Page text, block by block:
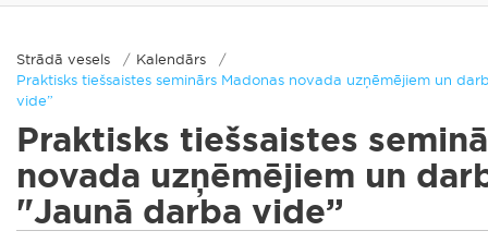
Strādā vesels
Kalendārs
Praktisks tiešsaistes seminārs Madonas novada uzņēmējiem un
vide”
Praktisks tiešsaistes
novada uzņēmējiem un
"Jaunā darba vide”